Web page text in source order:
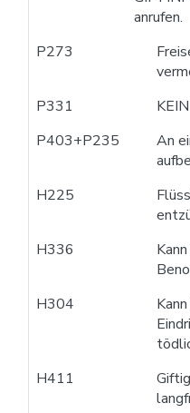
anrufen.
P273
P331
P403+P235
An
H225
H336
H304
H411